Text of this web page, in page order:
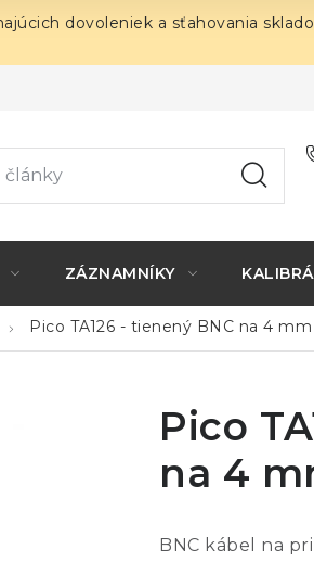
dovoleniek a sťahovania
ZÁZNAMNÍKY
Pico TA126 - tienený BNC na 4
Pico
na 4
BNC kábel na